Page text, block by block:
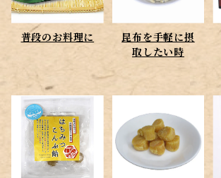
ちょっとしたおやつに
普段のお料理に
昆布を手軽に摂
取したい時